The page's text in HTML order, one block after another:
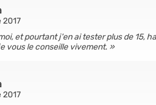
2017
et pourtant j'en ai tester plus de 15,
vous le conseille vivement.
2017